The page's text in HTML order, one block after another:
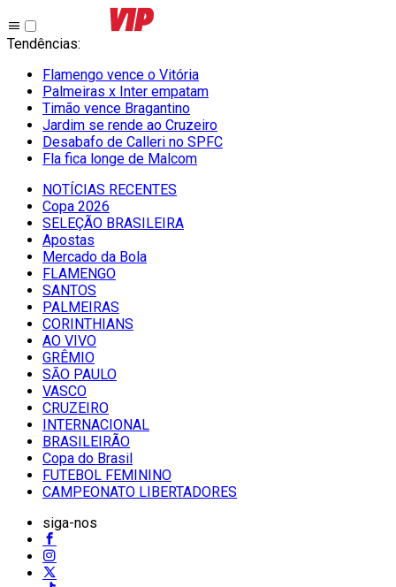
Tendências:
Flamengo vence o Vitória
Palmeiras x Inter empatam
Timão vence Bragantino
Jardim se rende ao Cruzeiro
Desabafo de Calleri no SPFC
Fla fica longe de Malcom
NOTÍCIAS RECENTES
Copa 2026
SELEÇÃO BRASILEIRA
Apostas
Mercado da Bola
FLAMENGO
SANTOS
PALMEIRAS
CORINTHIANS
AO VIVO
GRÊMIO
SĀO PAULO
VASCO
CRUZEIRO
INTERNACIONAL
BRASILEIRÃO
Copa do Brasil
FUTEBOL FEMININO
CAMPEONATO LIBERTADORES
siga-nos